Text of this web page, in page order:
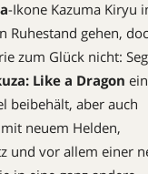
-Ikone Kazuma Kiryu
Ruhestand gehen,
zum Glück nicht:
Like a Dragon
beibehält, aber auch
neuem Helden,
und vor allem einer